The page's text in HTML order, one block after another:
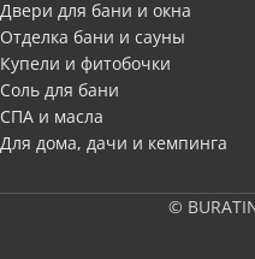
Двери для бани и окна
Отделка бани и сауны
Купели и фитобочки
Соль для бани
СПА и масла
Для дома, дачи и кемпинга
©